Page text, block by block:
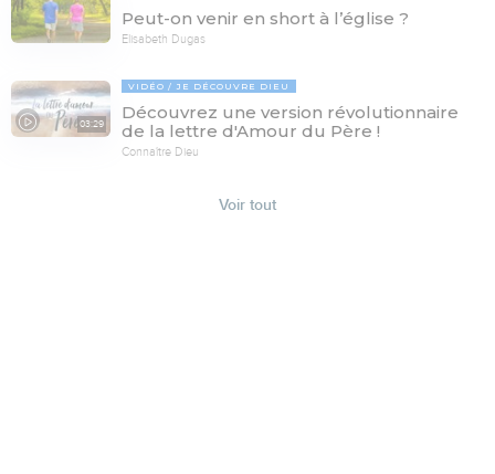
Peut-on venir en short à l’église ?
Elisabeth Dugas
03:29
VIDÉO JE DÉCOUVRE DIEU
Découvrez une version révolutionnaire
de la lettre d'Amour du Père !
Connaître Dieu
Voir tout